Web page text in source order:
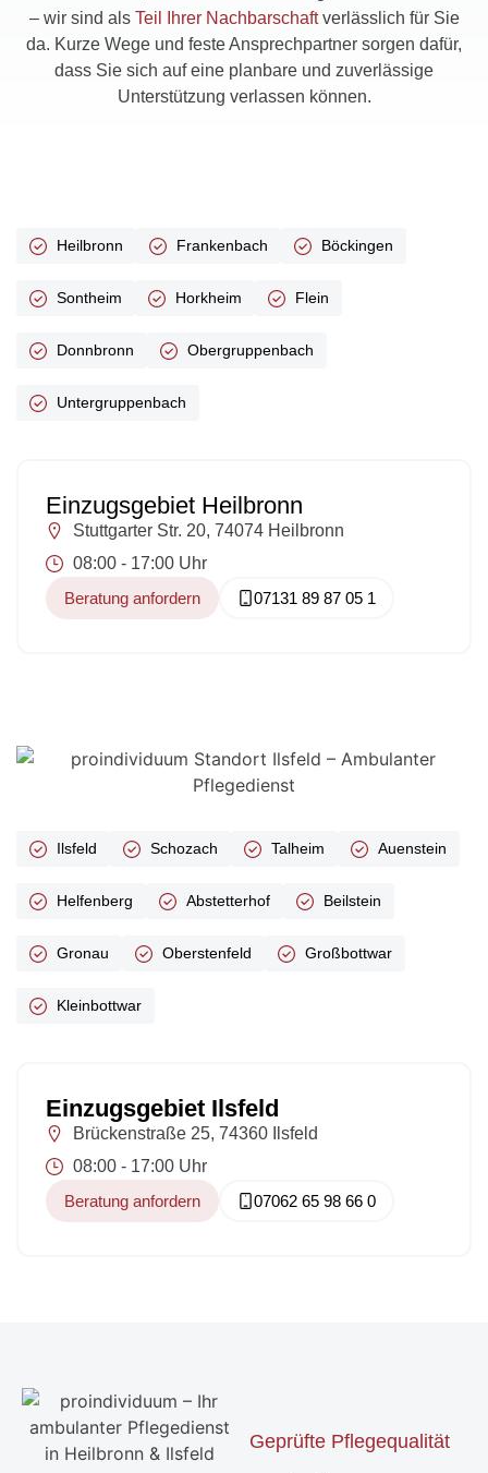
– wir sind als Teil Ihrer Nachbarschaftverlässlich für Sie
da. Kurze Wege und feste Ansprechpartner sorgen dafür,
dass Sie sich auf eine planbare und zuverlässige
Unterstützung verlassen können.
Heilbronn Frankenbach Böckingen
Sontheim Horkheim Flein
Donnbronn Obergruppenbach
Untergruppenbach
Einzugsgebiet Heilbronn
Stuttgarter Str. 20, 74074 Heilbronn
08:00 - 17:00 Uhr
Beratung anfordern
07131 89 87 05 1
Ilsfeld Schozach Talheim Auenstein
Helfenberg Abstetterhof Beilstein
Gronau Oberstenfeld Großbottwar
Kleinbottwar
Einzugsgebiet Ilsfeld
Brückenstraße 25, 74360 Ilsfeld
08:00 - 17:00 Uhr
Beratung anfordern
07062 65 98 66 0
Geprüfte Pflegequalität